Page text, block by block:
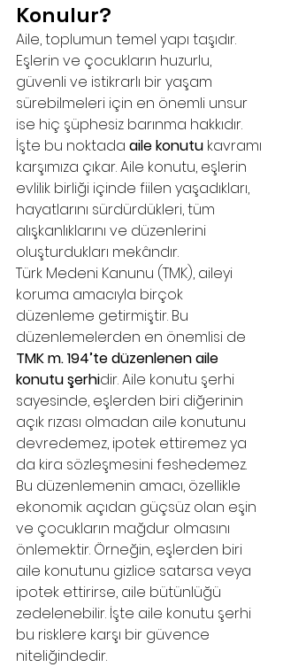
Konulur?
Aile, toplumun temel yapı taşıdır.
Eşlerin ve çocukların huzurlu,
güvenli ve istikrarlı bir yaşam
sürebilmeleri için en önemli unsur
ise hiç şüphesiz barınma hakkıdır.
İşte bu noktada aile konutu kavramı
karşımıza çıkar. Aile konutu, eşlerin
evlilik birliği içinde fiilen yaşadıkları,
hayatlarını sürdürdükleri, tüm
alışkanlıklarını ve düzenlerini
oluşturdukları mekândır.
Türk Medeni Kanunu (TMK), aileyi
koruma amacıyla birçok
düzenleme getirmiştir. Bu
düzenlemelerden en önemlisi de
TMK m. 194’te düzenlenen aile
konutu şerhidir. Aile konutu şerhi
sayesinde, eşlerden biri diğerinin
açık rızası olmadan aile konutunu
devredemez, ipotek ettiremez ya
da kira sözleşmesini feshedemez.
Bu düzenlemenin amacı, özellikle
ekonomik açıdan güçsüz olan eşin
ve çocukların mağdur olmasını
önlemektir. Örneğin, eşlerden biri
aile konutunu gizlice satarsa veya
ipotek ettirirse, aile bütünlüğü
zedelenebilir. İşte aile konutu şerhi
bu risklere karşı bir güvence
niteliğindedir.